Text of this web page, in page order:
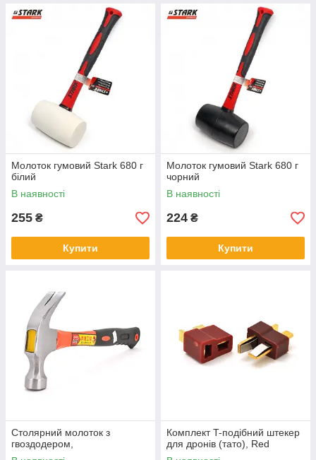
Молоток гумовий Stark 680 г
білий
В наявності
255 ₴
Купити
Молоток гумовий Stark 680 г
чорний
В наявності
224 ₴
Купити
Столярний молоток з
гвоздодером,
Комплект T-подібний штекер
для дронів (тато), Red